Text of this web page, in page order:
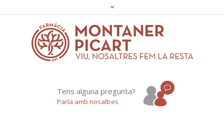
Tens alguna pregunta?
Parla amb nosaltres